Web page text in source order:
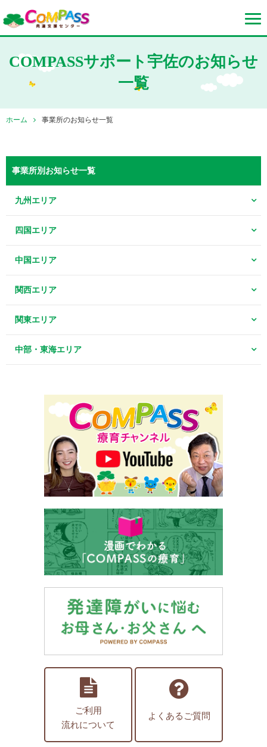
COMPASSサポート宇佐のお知らせ
一覧
ホーム 事業所のお知らせ一覧
事業所別お知らせ一覧
九州エリア
四国エリア
中国エリア
関西エリア
関東エリア
中部・東海エリア
ご利用
流れについて
よくあるご質問